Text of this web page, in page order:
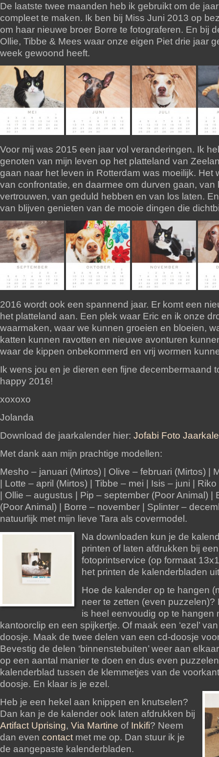
De laatste twee maanden heb ik gebruikt om de
compleet te maken. Ik ben bij Miss Juni 2013 op
om haar nieuwe broer Borre te fotograferen. En bij
Ollie, Tibbe & Mees waar onze eigen Piet drie jaar
week gewoond heeft.
Voor mij was 2015 een jaar vol veranderingen. Ik
genoten van mijn leven op het platteland van
gaan naar het leven in Rotterdam was moeilijk. Het
van confrontatie, en daarmee om durven gaan, van
vertrouwen, van geduld hebben en van los laten.
van blijven genieten van de mooie dingen die
2016 wordt ook een spannend jaar. Er komt een
het platteland aan. Een plek waar Eric en ik onze
waarmaken, waar we kunnen groeien en bloeien,
katten kunnen ravotten en nieuwe avonturen
waar de kippen onbekommerd en vrij wormen
Ik wens jou en je dieren een fijne decembermaand
happy 2016!
xoxoxo
Jolanda
Download de jaarkalender hier: Jofabi Foto
Met dank aan mijn prachtige modellen:
Mesho – januari (Mirtos) | Olive – februari (Mirtos) |
| Lotte – april (Mirtos) | Tibbe – mei | Isis – juni |
| Ollie – augustus | Pip – september (Poor Animal) |
(Poor Animal) | Borre – november | Splinter –
natuurlijk met mijn lieve Tara als covermodel.
Na downloaden kun je de
printen of laten afdrukken bij een
fotoprintservice (op formaat
het printen de kalenderbladen
Hoe de kalender op te hangen
neer te zetten (even puzzelen)?
is heel eenvoudig op te hangen
kantoorclip en een spijkertje. Of maak een ‘ezel’
doosje. Maak de twee delen van een cd-doosje
Bevestig de delen ‘binnenstebuiten’ weer aan
op een aantal manier te doen en dus even
kalenderblad tussen de klemmetjes van de
doosje. En klaar is je ezel.
Heb je een hekel aan knippen en knutselen?
Dan kan je de kalender ook laten afdrukken bij
Artifact Uprising, Via Martine of Inkifi? Neem
dan even contact met me op. Dan stuur ik je
de aangepaste kalenderbladen.